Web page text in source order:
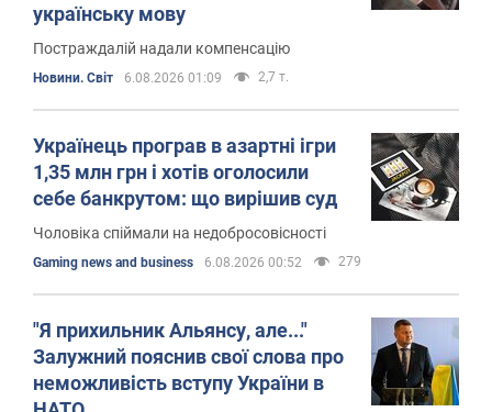
українську мову
Постраждалій надали компенсацію
Новини. Світ 6.08.2026 01:09 2,7 т.
Українець програв в азартні ігри
1,35 млн грн і хотів оголосили
себе банкрутом: що вирішив суд
Чоловіка спіймали на недобросовісності
Gaming news and business 6.08.2026 00:52 279
"Я прихильник Альянсу, але..."
Залужний пояснив свої слова про
неможливість вступу України в